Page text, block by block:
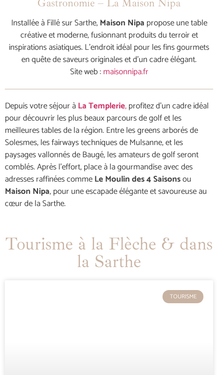
Gastronomie – La Maison Nipa
Installée à Fillé sur Sarthe,Maison Nipa propose une table
créative et moderne, fusionnant produits du terroir et
inspirations asiatiques. L’endroit idéal pour les fins gourmets
en quête de saveurs originales et d’un cadre élégant.
Site web :maisonnipa.fr
Depuis votre séjour àLa Templerie,profitez d’un cadre idéal
pour découvrir les plus beaux parcours de golf et les
meilleures tables de la région. Entre les greens arborés de
Solesmes, les fairways techniques de Mulsanne, et les
paysages vallonnés de Baugé, les amateurs de golf seront
comblés. Après l’effort, place à la gourmandise avec des
adresses raffinées commeLe Moulin des 4 Saisonsou
Maison Nipa, pour une escapade élégante et savoureuse au
cœur de la Sarthe.
Tourisme à la Flèche & dans
la Sarthe
TOURISME